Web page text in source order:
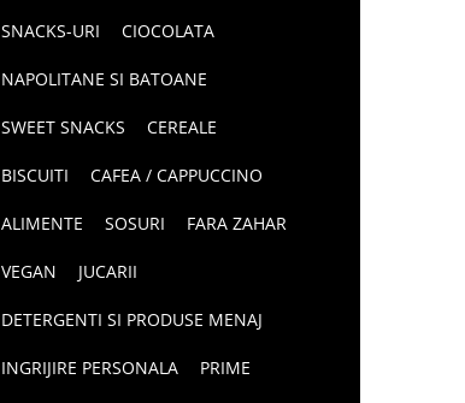
SNACKS-URI CIOCOLATA
NAPOLITANE SI BATOANE
SWEET SNACKS CEREALE
BISCUITI CAFEA / CAPPUCCINO
ALIMENTE SOSURI FARA ZAHAR
VEGAN JUCARII
DETERGENTI SI PRODUSE MENAJ
INGRIJIRE PERSONALA PRIME